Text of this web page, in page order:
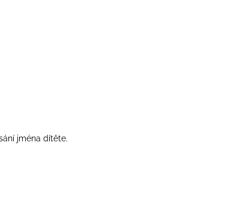
jména dítěte.